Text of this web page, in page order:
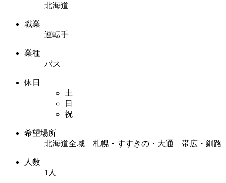
北海道
職業
運転手
業種
バス
休日
土
日
祝
希望場所
北海道全域 札幌・すすきの・大通 帯広・釧路
人数
1人